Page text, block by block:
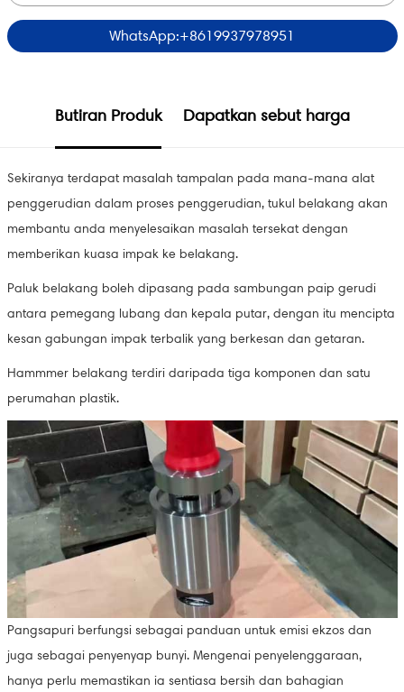
WhatsApp:+8619937978951
Butiran Produk Dapatkan sebut harga
Sekiranya terdapat masalah tampalan pada mana-mana alat
penggerudian dalam proses penggerudian, tukul belakang akan
membantu anda menyelesaikan masalah tersekat dengan
memberikan kuasa impak ke belakang.
Paluk belakang boleh dipasang pada sambungan paip gerudi
antara pemegang lubang dan kepala putar, dengan itu mencipta
kesan gabungan impak terbalik yang berkesan dan getaran.
Hammmer belakang terdiri daripada tiga komponen dan satu
perumahan plastik.
Pangsapuri berfungsi sebagai panduan untuk emisi ekzos dan
juga sebagai penyenyap bunyi. Mengenai penyelenggaraan,
hanya perlu memastikan ia sentiasa bersih dan bahagian